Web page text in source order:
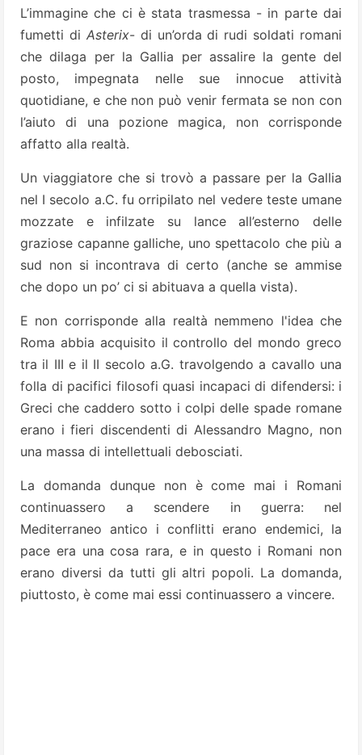
L’immagine che ci è stata trasmessa - in parte dai
fumetti di Asterix- di un’orda di rudi soldati romani
che dilaga per la Gallia per assalire la gente del
posto, impegnata nelle sue innocue attività
quotidiane, e che non può venir fermata se non con
l’aiuto di una pozione magica, non corrisponde
affatto alla realtà.
Un viaggiatore che si trovò a passare per la Gallia
nel I secolo a.C. fu orripilato nel vedere teste umane
mozzate e infilzate su lance all’esterno delle
graziose capanne galliche, uno spettacolo che più a
sud non si incontrava di certo (anche se ammise
che dopo un po’ ci si abituava a quella vista).
E non corrisponde alla realtà nemmeno l'idea che
Roma abbia acquisito il controllo del mondo greco
tra il III e il II secolo a.G. travolgendo a cavallo una
folla di pacifici filosofi quasi incapaci di difendersi: i
Greci che caddero sotto i colpi delle spade romane
erano i fieri discendenti di Alessandro Magno, non
una massa di intellettuali debosciati.
La domanda dunque non è come mai i Romani
continuassero a scendere in guerra: nel
Mediterraneo antico i conflitti erano endemici, la
pace era una cosa rara, e in questo i Romani non
erano diversi da tutti gli altri popoli. La domanda,
piuttosto, è come mai essi continuassero a vincere.